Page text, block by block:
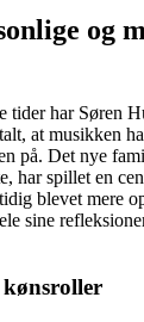
og
tider har Søren
at musikken
på. Det nye
har spillet en
blevet mere
sine